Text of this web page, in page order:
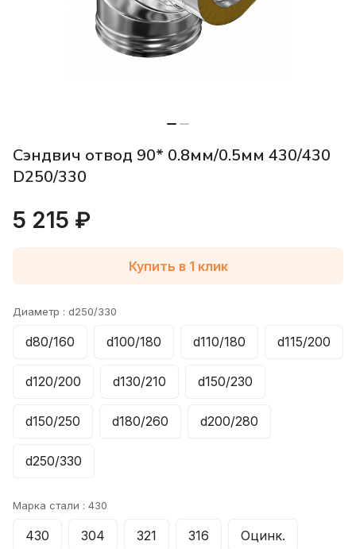
Сэндвич отвод 90* 0.8мм/0.5мм 430/430
D250/330
5 215 ₽
Купить в 1 клик
Диаметр : d250/330
d80/160 d100/180 d110/180 d115/200
d120/200 d130/210 d150/230
d150/250 d180/260 d200/280
d250/330
Марка стали : 430
430 304 321 316 Оцинк.